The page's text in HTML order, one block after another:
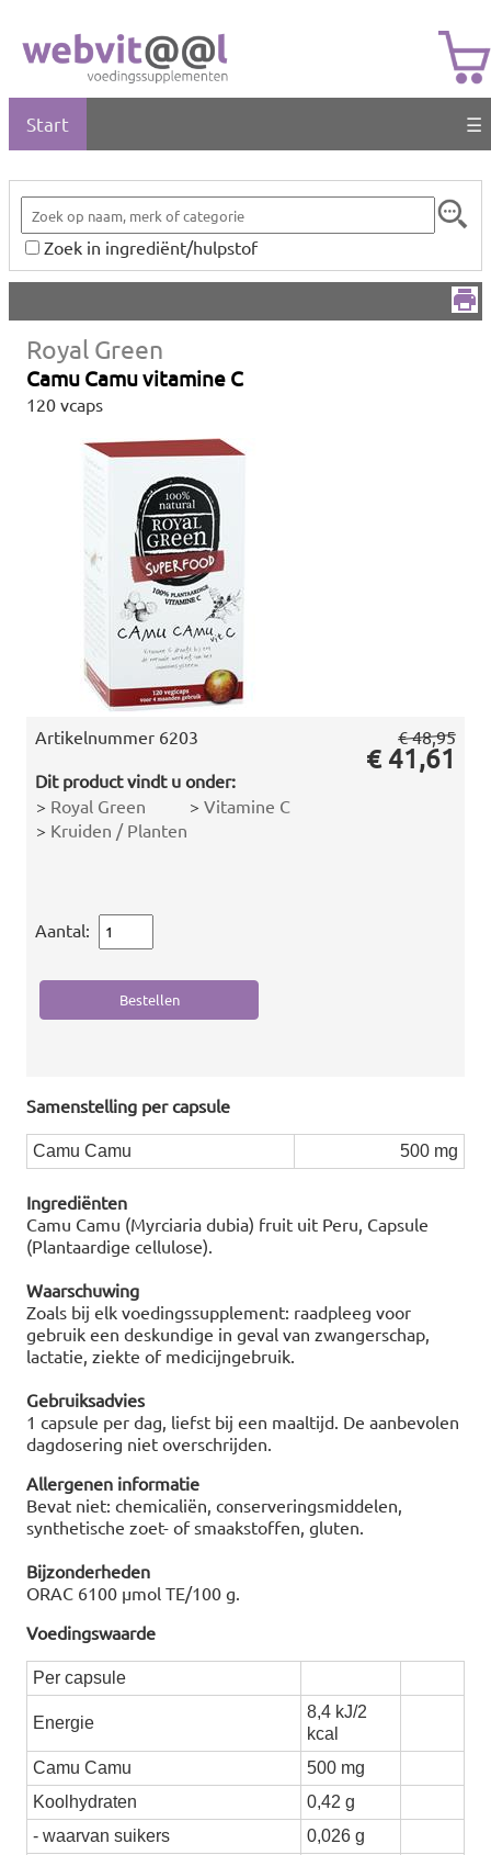
Start ☰
Zoek in ingrediënt/hulpstof
Royal Green
Camu Camu vitamine C
120 vcaps
Artikelnummer 6203
Dit product vindt u onder:
> Royal Green > Vitamine C
> Kruiden / Planten
€ 48,95
€ 41,61
Aantal:
Samenstelling per capsule
Camu Camu 500 mg
Ingrediënten
Camu Camu (Myrciaria dubia) fruit uit Peru, Capsule
(Plantaardige cellulose).
Waarschuwing
Zoals bij elk voedingssupplement: raadpleeg voor
gebruik een deskundige in geval van zwangerschap,
lactatie, ziekte of medicijngebruik.
Gebruiksadvies
1 capsule per dag, liefst bij een maaltijd. De aanbevolen
dagdosering niet overschrijden.
Allergenen informatie
Bevat niet: chemicaliën, conserveringsmiddelen,
synthetische zoet- of smaakstoffen, gluten.
Bijzonderheden
ORAC 6100 µmol TE/100 g.
Voedingswaarde
Per capsule
Energie
8,4 kJ/2
kcal
Camu Camu
500 mg
Koolhydraten
0,42 g
- waarvan suikers
0,026 g